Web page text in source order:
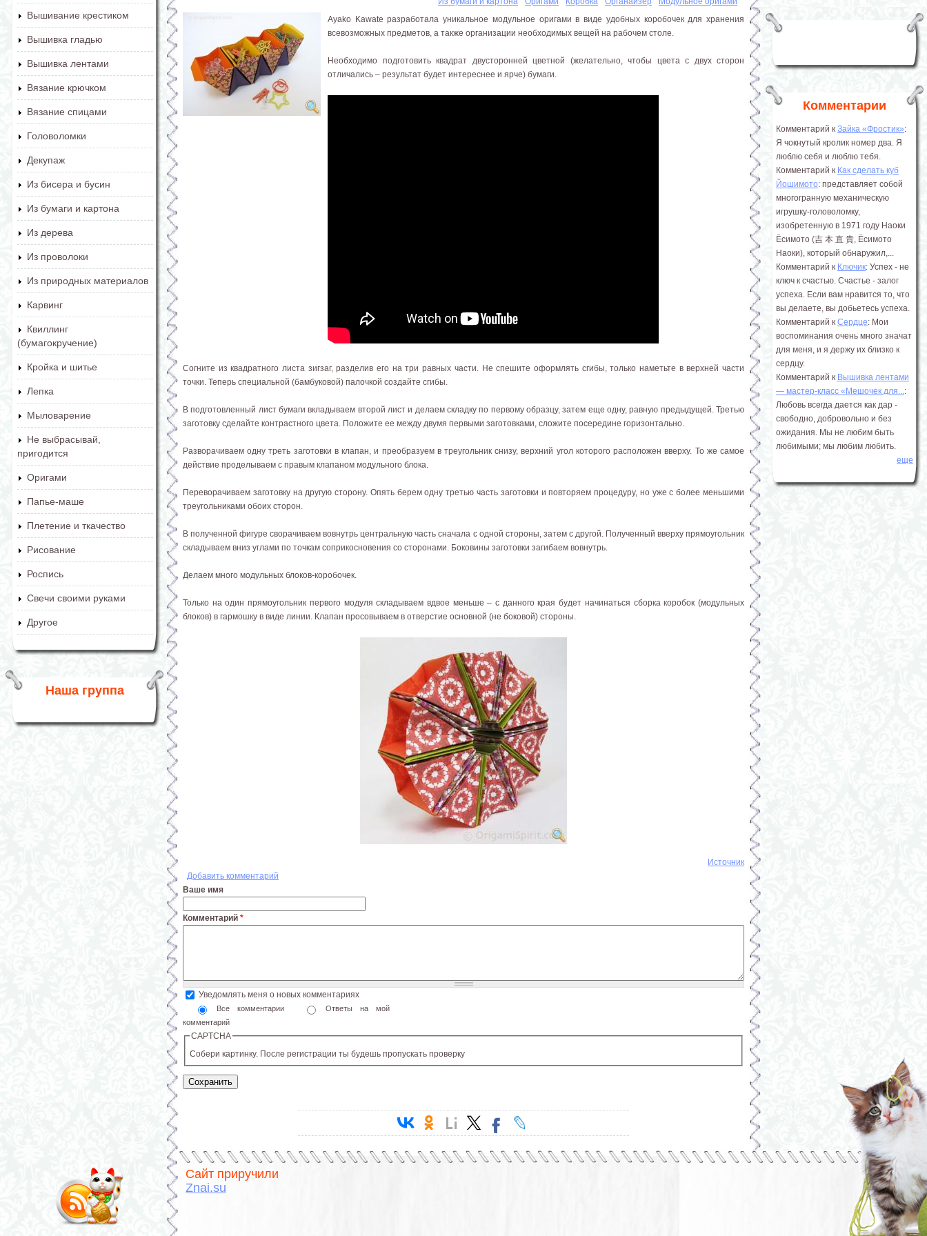
Вышивание крестиком
Вышивка гладью
Вышивка лентами
Вязание крючком
Вязание спицами
Головоломки
Декупаж
Из бисера и бусин
Из бумаги и картона
Из дерева
Из проволоки
Из природных материалов
Карвинг
Квиллинг
(бумагокручение)
Кройка и шитье
Лепка
Мыловарение
Не выбрасывай,
пригодится
Оригами
Папье-маше
Плетение и ткачество
Рисование
Роспись
Свечи своими руками
Другое
Наша группа
Ayako Kawate разработала уникальное модульное оригами в виде удобных коробочек для хранения
всевозможных предметов, а также организации необходимых вещей на рабочем столе.
Необходимо подготовить квадрат двусторонней цветной (желательно, чтобы цвета с двух сторон
отличались – результат будет интереснее и ярче) бумаги.
Согните из квадратного листа зигзаг, разделив его на три равных части. Не спешите оформлять сгибы, только наметьте в верхней части
точки. Теперь специальной (бамбуковой) палочкой создайте сгибы.
В подготовленный лист бумаги вкладываем второй лист и делаем складку по первому образцу, затем еще одну, равную предыдущей. Третью
заготовку сделайте контрастного цвета. Положите ее между двумя первыми заготовками, сложите посередине горизонтально.
Разворачиваем одну треть заготовки в клапан, и преобразуем в треугольник снизу, верхний угол которого расположен вверху. То же самое
действие проделываем с правым клапаном модульного блока.
Переворачиваем заготовку на другую сторону. Опять берем одну третью часть заготовки и повторяем процедуру, но уже с более меньшими
треугольниками обоих сторон.
В полученной фигуре сворачиваем вовнутрь центральную часть сначала с одной стороны, затем с другой. Полученный вверху прямоугольник
складываем вниз углами по точкам соприкосновения со сторонами. Боковины заготовки загибаем вовнутрь.
Делаем много модульных блоков-коробочек.
Только на один прямоугольник первого модуля складываем вдвое меньше – с данного края будет начинаться сборка коробок (модульных
блоков) в гармошку в виде линии. Клапан просовываем в отверстие основной (не боковой) стороны.
Источник
Добавить комментарий
Ваше имя
Комментарий *
Уведомлять меня о новых комментариях
Все комментарии
Ответы на мой
комментарий
CAPTCHA
Собери картинку. После регистрации ты будешь пропускать проверку
Комментарии
Комментарий к Зайка «Фростик»:
Я чокнутый кролик номер два. Я
люблю себя и люблю тебя.
Комментарий к Как сделать куб
Йошимото: представляет собой
многогранную механическую
игрушку-головоломку,
изобретенную в 1971 году Наоки
Ёсимото (吉 本 直 貴, Ёсимото
Наоки), который обнаружил,...
Комментарий к Ключик: Успех - не
ключ к счастью. Счастье - залог
успеха. Если вам нравится то, что
вы делаете, вы добьетесь успеха.
Комментарий к Сердце: Мои
воспоминания очень много значат
для меня, и я держу их близко к
сердцу.
Комментарий к Вышивка лентами
― мастер-класс «Мешочек для...:
Любовь всегда дается как дар -
свободно, добровольно и без
ожидания. Мы не любим быть
любимыми; мы любим любить.
еще
Сайт приручили
Znai.su